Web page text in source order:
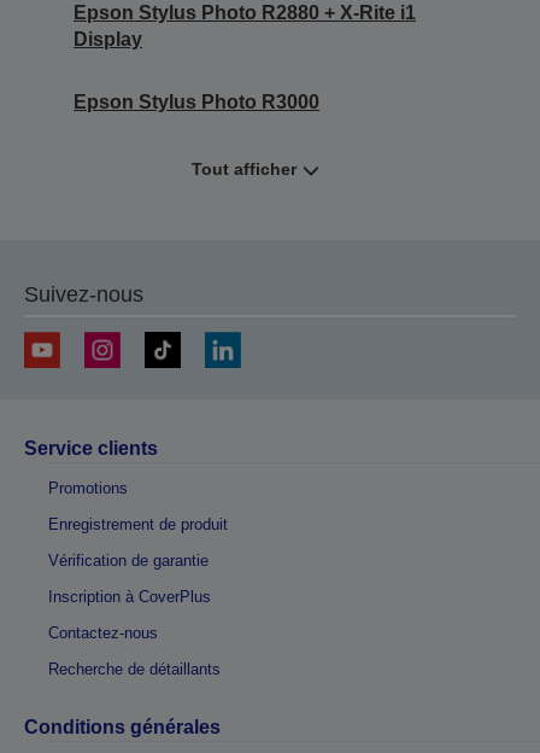
Epson Stylus Photo R2880 + X-Rite i1
Display
Epson Stylus Photo R3000
Tout afficher
Suivez-nous
Service clients
Promotions
Enregistrement de produit
Vérification de garantie
Inscription à CoverPlus
Contactez-nous
Recherche de détaillants
Conditions générales